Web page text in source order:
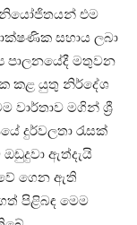
නියෝජිතයන් එම
සහාය ලබා
පාලනයේදී මතුවන
කළ යුතු නිර්දේශ
වාර්තාව මගින් ශ්‍රී
දුර්වලතා රැසක්
ඇත්දැයි
ගෙන ඇති
පිළිබඳ මෙම